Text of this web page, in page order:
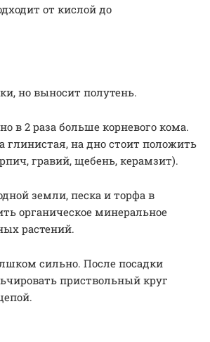
от кислой до
но выносит полутень.
в 2 раза больше корневого кома.
глинистая, на дно стоит положить
гравий, щебень, керамзит).
земли, песка и торфа в
органическое минеральное
растений.
сильно. После посадки
приствольный круг